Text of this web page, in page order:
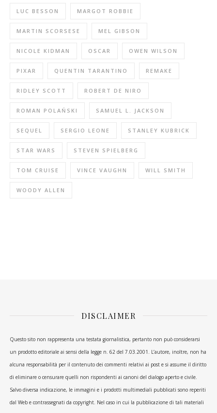
LUC BESSON MARGOT ROBBIE
MARTIN SCORSESE MEL GIBSON
NICOLE KIDMAN OSCAR OWEN WILSON
PIXAR QUENTIN TARANTINO REMAKE
RIDLEY SCOTT ROBERT DE NIRO
ROMAN POLAŃSKI SAMUEL L. JACKSON
SEQUEL SERGIO LEONE STANLEY KUBRICK
STAR WARS STEVEN SPIELBERG
TOM CRUISE VINCE VAUGHN WILL SMITH
WOODY ALLEN
DISCLAIMER
Questo sito non rappresenta una testata giornalistica, pertanto non può considerarsi
un prodotto editoriale ai sensi della legge n. 62 del 7.03.2001. L’autore, inoltre, non ha
alcuna responsabilità per il contenuto dei commenti relativi ai post e si assume il diritto
di eliminare o censurare quelli non rispondenti ai canoni del dialogo aperto e civile.
Salvo diversa indicazione, le immagini e i prodotti multimediali pubblicati sono reperiti
dal Web e contrassegnati da copyright. Nel caso in cui la pubblicazione di tali materiali